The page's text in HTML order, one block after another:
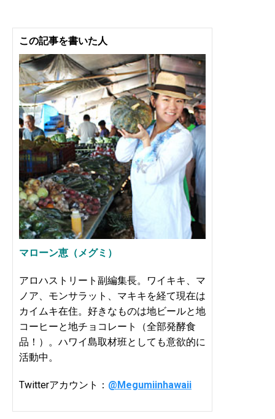
この記事を書いた人
マローン恵（メグミ）
アロハストリート副編集長。ワイキキ、マ
ノア、モンサラット、マキキを経て現在は
カイムキ在住。好きなものは地ビールと地
コーヒーと地チョコレート（全部発酵食
品！）。ハワイ島取材班としても意欲的に
活動中。
Twitterアカウント： @Megumiinhawaii